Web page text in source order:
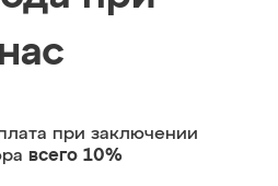
при заключении
всего 10%